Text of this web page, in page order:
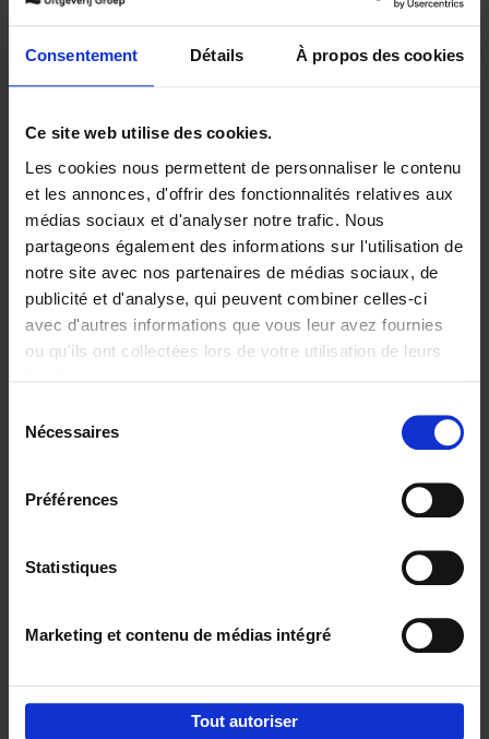
Consentement Détails À propos des cookies
Ce site web utilise des cookies.
Les cookies nous permettent de personnaliser le contenu
et les annonces, d'offrir des fonctionnalités relatives aux
médias sociaux et d'analyser notre trafic. Nous
partageons également des informations sur l'utilisation de
notre site avec nos partenaires de médias sociaux, de
publicité et d'analyse, qui peuvent combiner celles-ci
avec d'autres informations que vous leur avez fournies
ou qu'ils ont collectées lors de votre utilisation de leurs
Nécessaires
Préférences
Statistiques
Marketing et contenu de médias intégré
Tout autoriser
Building Bonds = Building
Business
Jochen Roef Jozefien De Feyter
Carolien Boom
Couverture souple
2025 200
€29,99
Digital marketing like a PRO -
completely revised edition (EN)